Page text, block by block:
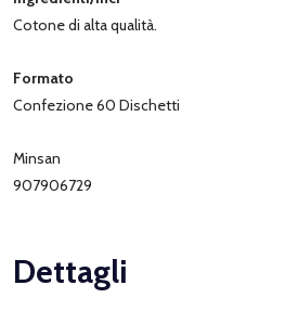
Cotone di alta qualità.
Formato
Confezione 60 Dischetti
Minsan
907906729
Dettagli